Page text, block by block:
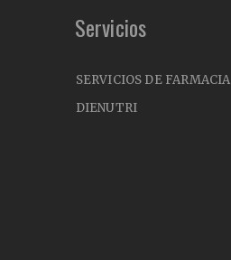
Servicios
SERVICIOS DE FARMACIA
DIENUTRI